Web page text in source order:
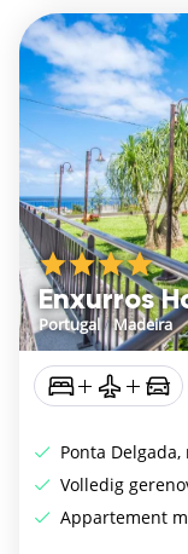
Enxurros
Portugal/Madeira
Ponta
Volledig
Appartement